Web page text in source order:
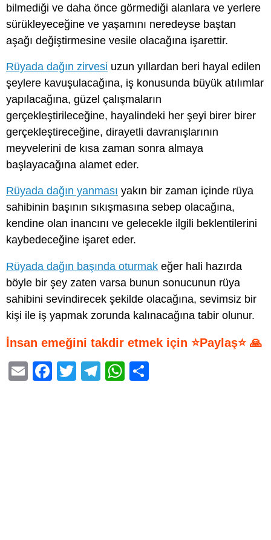
bilmediği ve daha önce görmediği alanlara ve yerlere
sürükleyeceğine ve yaşamını neredeyse baştan
aşağı değiştirmesine vesile olacağına işarettir.
Rüyada dağın zirvesi uzun yıllardan beri hayal edilen
şeylere kavuşulacağına, iş konusunda büyük atılımlar
yapılacağına, güzel çalışmaların
gerçekleştirileceğine, hayalindeki her şeyi birer birer
gerçekleştireceğine, dirayetli davranışlarının
meyvelerini de kısa zaman sonra almaya
başlayacağına alamet eder.
Rüyada dağın yanması yakın bir zaman içinde rüya
sahibinin başının sıkışmasına sebep olacağına,
kendine olan inancını ve gelecekle ilgili beklentilerini
kaybedeceğine işaret eder.
Rüyada dağın başında oturmak eğer hali hazırda
böyle bir şey zaten varsa bunun sonucunun rüya
sahibini sevindirecek şekilde olacağına, sevimsiz bir
kişi ile iş yapmak zorunda kalınacağına tabir olunur.
İnsan emeğini takdir etmek için ⭐Paylaş⭐ 🙏
E
F
T
T
W